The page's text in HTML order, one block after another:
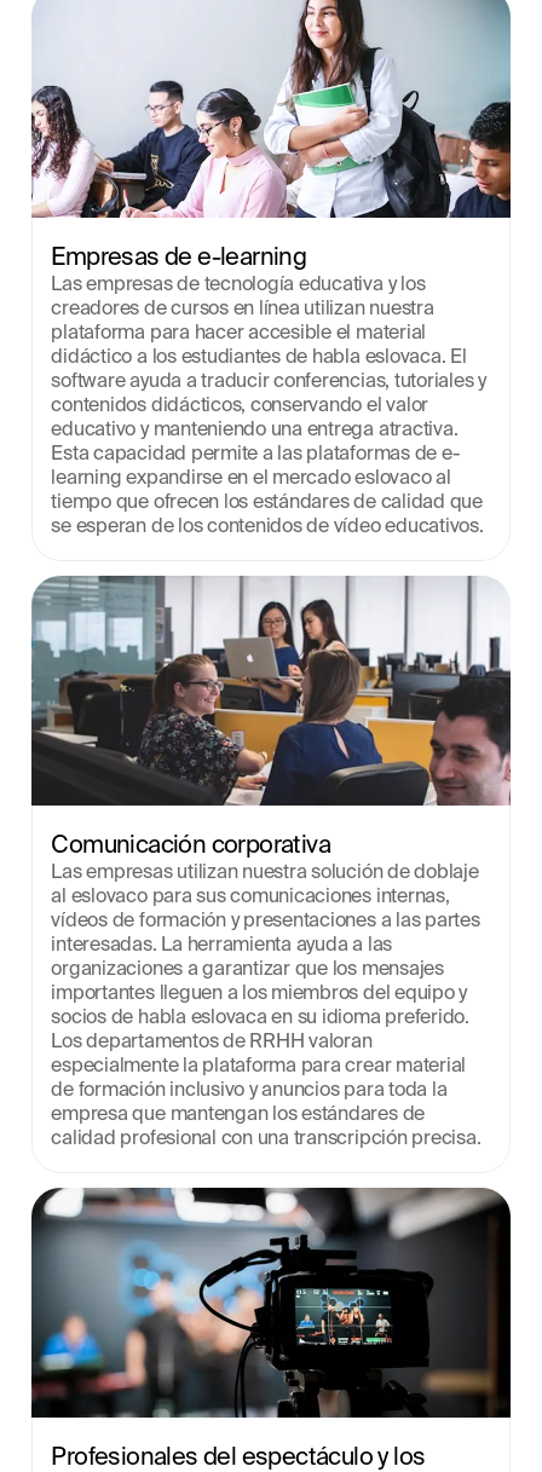
Empresas de e-learning
Las empresas de tecnología educativa y los
creadores de cursos en línea utilizan nuestra
plataforma para hacer accesible el material
didáctico a los estudiantes de habla eslovaca. El
software ayuda a traducir conferencias, tutoriales y
contenidos didácticos, conservando el valor
educativo y manteniendo una entrega atractiva.
Esta capacidad permite a las plataformas de e-
learning expandirse en el mercado eslovaco al
tiempo que ofrecen los estándares de calidad que
se esperan de los contenidos de vídeo educativos.
Comunicación corporativa
Las empresas utilizan nuestra solución de doblaje
al eslovaco para sus comunicaciones internas,
vídeos de formación y presentaciones a las partes
interesadas. La herramienta ayuda a las
organizaciones a garantizar que los mensajes
importantes lleguen a los miembros del equipo y
socios de habla eslovaca en su idioma preferido.
Los departamentos de RRHH valoran
especialmente la plataforma para crear material
de formación inclusivo y anuncios para toda la
empresa que mantengan los estándares de
calidad profesional con una transcripción precisa.
Profesionales del espectáculo y los